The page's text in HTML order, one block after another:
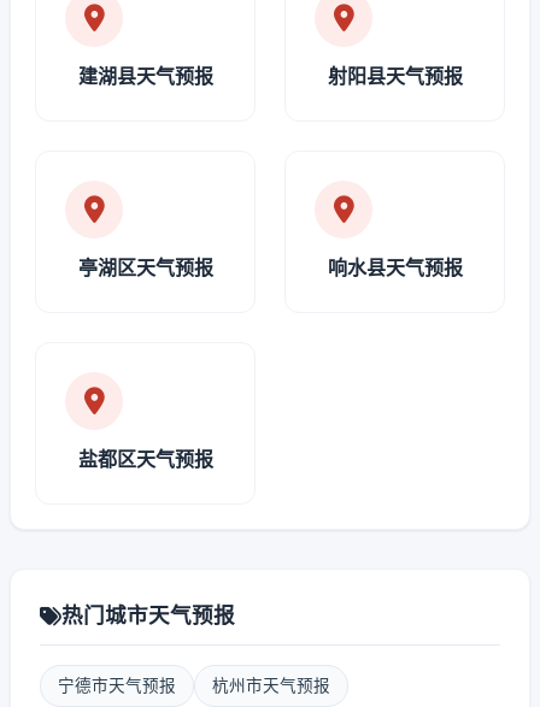
建湖县天气预报 射阳县天气预报
亭湖区天气预报 响水县天气预报
盐都区天气预报
热门城市天气预报
宁德市天气预报 杭州市天气预报